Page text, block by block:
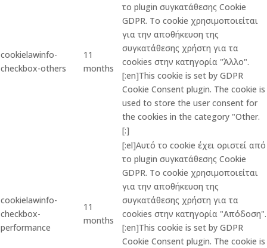
cookielawinfo-
checkbox-others
11
months
το plugin συγκατάθεσης Cookie
GDPR. Το cookie χρησιμοποιείται
για την αποθήκευση της
συγκατάθεσης χρήστη για τα
cookies στην κατηγορία "Άλλο".
[:en]This cookie is set by GDPR
Cookie Consent plugin. The cookie is
used to store the user consent for
the cookies in the category "Other.
[:]
cookielawinfo-
checkbox-
performance
11
months
[:el]Αυτό το cookie έχει οριστεί από
το plugin συγκατάθεσης Cookie
GDPR. Το cookie χρησιμοποιείται
για την αποθήκευση της
συγκατάθεσης χρήστη για τα
cookies στην κατηγορία "Απόδοση".
[:en]This cookie is set by GDPR
Cookie Consent plugin. The cookie is